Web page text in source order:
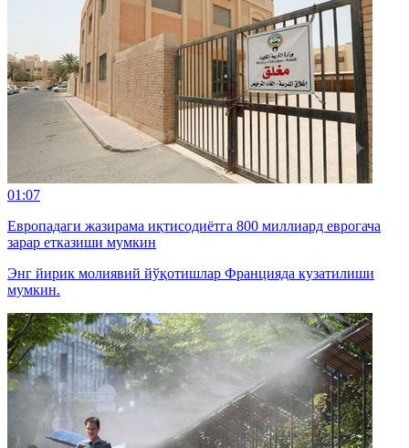
01:07
Европадаги жазирама иқтисодиётга 800 миллиард еврогача
зарар етказиши мумкин
Энг йирик молиявий йўқотишлар Францияда кузатилиши
мумкин.